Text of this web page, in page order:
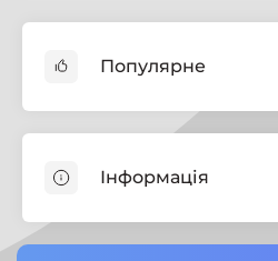
Популярне
Біозахист
Будівельна хімія
Замки
Інформація